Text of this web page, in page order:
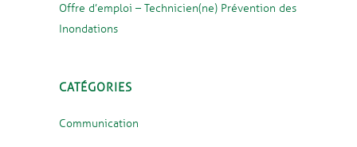
Offre d’emploi – Technicien(ne) Prévention des
Inondations
CATÉGORIES
Communication